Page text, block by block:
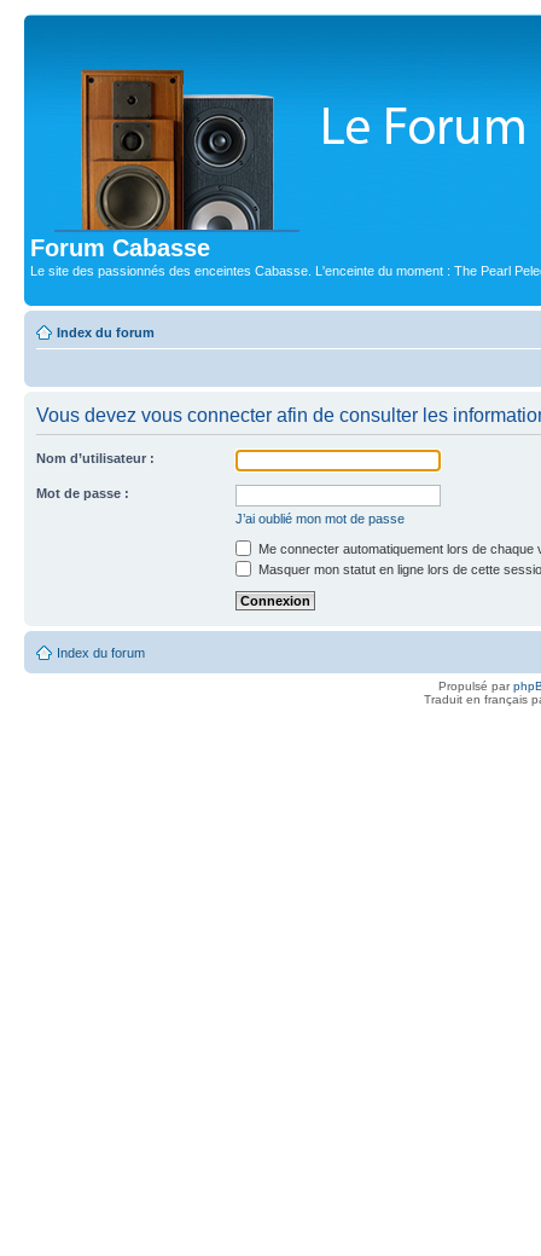
Forum Cabasse
Le site des passionnés des enceintes Cabasse. L'enceinte du moment : The Pearl
Index du forum
Vous devez vous connecter afin de consulter les
Nom d’utilisateur :
Mot de passe :
J’ai oublié mon mot de passe
Me connecter automatiquement lors de chaque
Masquer mon statut en ligne lors de cette
Index du forum
Propulsé par
Traduit en français